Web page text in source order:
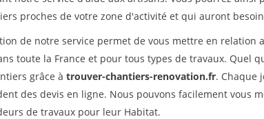
proches de votre zone d'activité et qui auront
de notre service permet de vous mettre en relation
toute la France et pour tous types de travaux. Quel
grâce à trouver-chantiers-renovation.fr. Chaque
des devis en ligne. Nous pouvons facilement vous
de travaux pour leur Habitat.